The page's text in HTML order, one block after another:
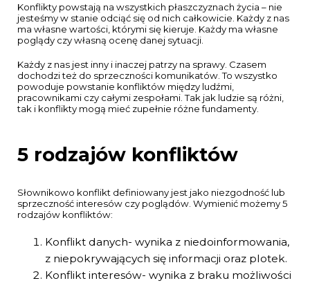
Konflikty powstają na wszystkich płaszczyznach życia – nie
jesteśmy w stanie odciąć się od nich całkowicie. Każdy z nas
ma własne wartości, którymi się kieruje. Każdy ma własne
poglądy czy własną ocenę danej sytuacji.
Każdy z nas jest inny i inaczej patrzy na sprawy. Czasem
dochodzi też do sprzeczności komunikatów. To wszystko
powoduje powstanie konfliktów między ludźmi,
pracownikami czy całymi zespołami. Tak jak ludzie są różni,
tak i konflikty mogą mieć zupełnie różne fundamenty.
5 rodzajów konfliktów
Słownikowo konflikt definiowany jest jako niezgodność lub
sprzeczność interesów czy poglądów. Wymienić możemy 5
rodzajów konfliktów:
Konflikt danych- wynika z niedoinformowania,
z niepokrywających się informacji oraz plotek.
Konflikt interesów- wynika z braku możliwości